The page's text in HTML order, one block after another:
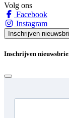
Volg ons
Facebook
Instagram
Inschrijven
Inschrijven